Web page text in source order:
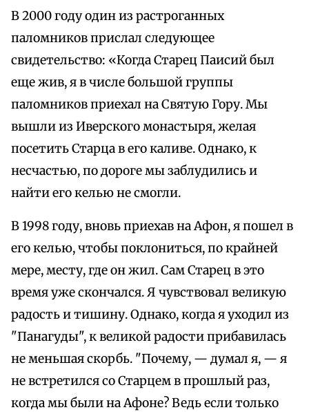
В 2000 году один из растроганных
паломников прислал следующее
свидетельство: «Когда Старец Паисий был
еще жив, я в числе большой группы
паломников приехал на Святую Гору. Мы
вышли из Иверского монастыря, желая
посетить Старца в его каливе. Однако, к
несчастью, по дороге мы заблудились и
найти его келью не смогли.
В 1998 году, вновь приехав на Афон, я пошел в
его келью, чтобы поклониться, по крайней
мере, месту, где он жил. Сам Старец в это
время уже скончался. Я чувствовал великую
радость и тишину. Однако, когда я уходил из
"Панагуды", к великой радости прибавилась
не меньшая скорбь. "Почему, — думал я, — я
не встретился со Старцем в прошлый раз,
когда мы были на Афоне? Ведь если только